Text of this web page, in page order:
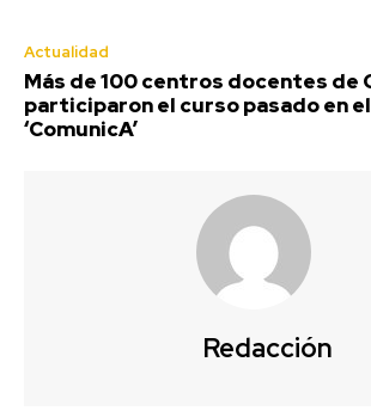
Actualidad
Más de 100 centros docentes de
participaron el curso pasado en
‘ComunicA’
Redacción